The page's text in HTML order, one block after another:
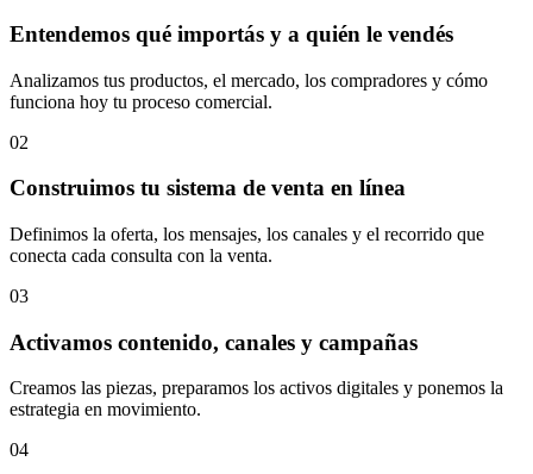
Entendemos qué importás y a quién le vendés
Analizamos tus productos, el mercado, los compradores y cómo
funciona hoy tu proceso comercial.
02
Construimos tu sistema de venta en línea
Definimos la oferta, los mensajes, los canales y el recorrido que
conecta cada consulta con la venta.
03
Activamos contenido, canales y campañas
Creamos las piezas, preparamos los activos digitales y ponemos la
estrategia en movimiento.
04